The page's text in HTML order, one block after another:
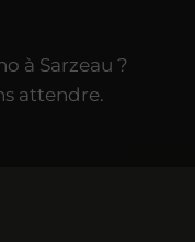
à Sarzeau ?
attendre.